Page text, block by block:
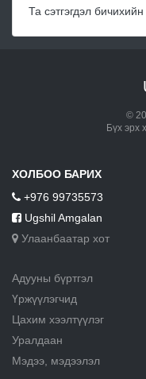
Та сэтгэгдэл
©
Бүх эрх
ХОЛБОО БАРИХ
+976 99735573
Ugshil Amgalan
Улаанбаатар хот
Адууны бүртгэл
Үржүүлэгчид
Цахим хээлтүүлэг
Уралдаан
Мэдээ, мэдээлэл